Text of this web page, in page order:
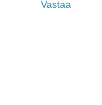
Vastaa